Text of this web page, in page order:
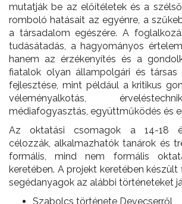
mutatják be az előítéletek és a
romboló hatásait az egyénre, a
a társadalom egészére. A
tudásátadás, a hagyományos
hanem az érzékenyítés és a
fiatalok olyan állampolgári és társas
fejlesztése, mint például a kritikus
véleményalkotás,
médiafogyasztás, együttműködés és
Az oktatási csomagok a 14-18
célozzák, alkalmazhatók tanárok és
formális, mind nem formális
keretében. A projekt keretében készült
segédanyagok az alábbi történeteket
Szabolcs története Devecserről,